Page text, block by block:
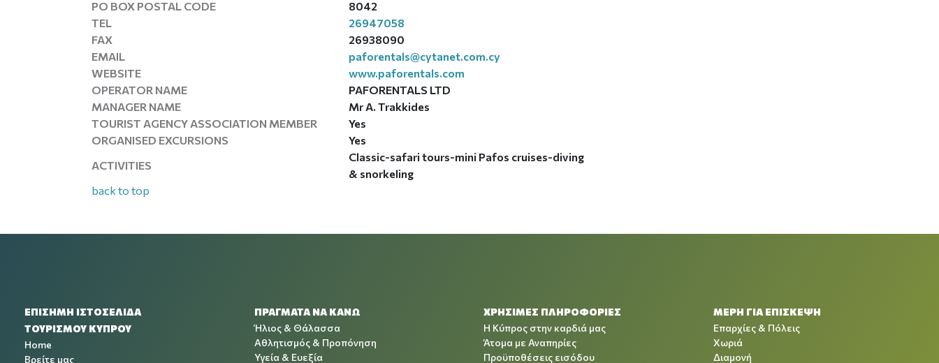
PO BOX POSTAL CODE
8042
TEL
26947058
FAX
26938090
EMAIL
paforentals@cytanet.com.cy
WEBSITE
www.paforentals.com
OPERATOR NAME
PAFORENTALS LTD
MANAGER NAME
Mr A. Trakkides
TOURIST AGENCY ASSOCIATION MEMBER
Yes
ORGANISED EXCURSIONS
Yes
ACTIVITIES
Classic-safari tours-mini Pafos cruises-diving
& snorkeling
back to top
ΕΠΙΣΗΜΗ ΙΣΤΟΣΕΛΙΔΑ
ΤΟΥΡΙΣΜΟΥ ΚΥΠΡΟΥ
Home
Βρείτε μας
ΠΡΑΓΜΑΤΑ ΝΑ ΚΑΝΩ
Ήλιος & Θάλασσα
Αθλητισμός & Προπόνηση
Υγεία & Ευεξία
ΧΡΉΣΙΜΕΣ ΠΛΗΡΟΦΟΡΊΕΣ
Η Κύπρος στην καρδιά μας
Άτομα με Αναπηρίες
Προϋποθέσεις εισόδου
ΜΕΡΗ ΓΙΑ ΕΠΙΣΚΕΨΗ
Επαρχίες & Πόλεις
Χωριά
Διαμονή